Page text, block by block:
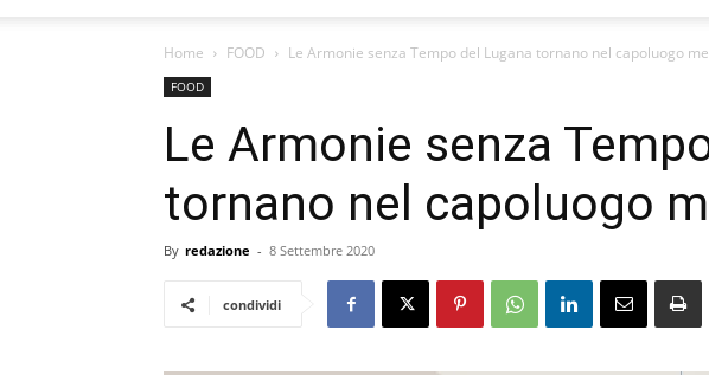
Home FOOD Le Armonie senza Tempo del Lugana tornano nel capoluogo
FOOD
Le Armonie senza
tornano nel capoluogo
By redazione - 8 Settembre 2020
condividi